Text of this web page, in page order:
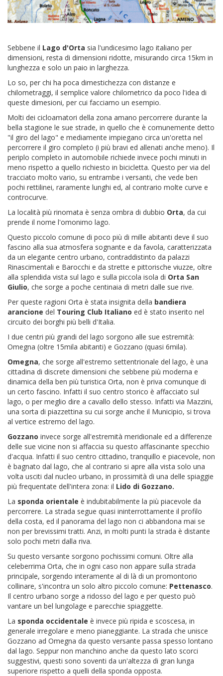
Sebbene il Lago d'Orta sia l'undicesimo lago italiano per
dimensioni, resta di dimensioni ridotte, misurando circa 15km in
lunghezza e solo un paio in larghezza.
Lo so, per chi ha poca dimestichezza con distanze e
chilometraggi, il semplice valore chilometrico da poco l'idea di
queste dimesioni, per cui facciamo un esempio.
Molti dei cicloamatori della zona amano percorrere durante la
bella stagione le sue strade, in quello che è comunemente detto
"il giro del lago" e mediamente impiegano circa un'oretta nel
percorrere il giro completo (i più bravi ed allenati anche meno). Il
periplo completo in automobile richiede invece pochi minuti in
meno rispetto a quello richiesto in bicicletta. Questo per via del
tracciato molto vario, su entrambe i versanti, che vede ben
pochi rettilinei, raramente lunghi ed, al contrario molte curve e
controcurve.
La località più rinomata è senza ombra di dubbio Orta, da cui
prende il nome l'omonimo lago.
Questo piccolo comune di poco più di mille abitanti deve il suo
fascino alla sua atmosfera sognante e da favola, caratterizzata
da un elegante centro urbano, contraddistinto da palazzi
Rinascimentali e Barocchi e da strette e pittorische viuzze, oltre
alla splendida vista sul lago e sulla piccola isola di Orta San
Giulio, che sorge a poche centinaia di metri dalle sue rive.
Per queste ragioni Orta è stata insignita della bandiera
arancione del Touring Club Italiano ed è stato inserito nel
circuito dei borghi più belli d'Italia.
I due centri più grandi del lago sorgono alle sue estremità:
Omegna (oltre 15mila abitanti) e Gozzano (quasi 6mila).
Omegna, che sorge all'estremo settentrionale del lago, è una
cittadina di discrete dimensioni che sebbene più moderna e
dinamica della ben più turistica Orta, non è priva comunque di
un certo fascino. Infatti il suo centro storico è affacciato sul
lago, o per meglio dire a cavallo dello stesso. Infatti via Mazzini,
una sorta di piazzettina su cui sorge anche il Municipio, si trova
al vertice estremo del lago.
Gozzano invece sorge all'estremità meridionale ed a differenze
delle sue vicine non si affaccia su questo affascinante specchio
d'acqua. Infatti il suo centro cittadino, tranquillo e piacevole, non
è bagnato dal lago, che al contrario si apre alla vista solo una
volta usciti dal nucleo urbano, in prossimità di una delle spiaggie
più frequentate dell'intera zona: il Lido di Gozzano.
La sponda orientale è indubitabilmente la più piacevole da
percorrere. La strada segue quasi ininterrottamente il profilo
della costa, ed il panorama del lago non ci abbandona mai se
non per brevissimi tratti. Anzi, in molti punti la strada è distante
solo pochi metri dalla riva.
Su questo versante sorgono pochissimi comuni. Oltre alla
celeberrima Orta, che in ogni caso non appare sulla strada
principale, sorgendo interamente al di là di un promontorio
collinare, s'incontra un solo altro piccolo comune: Pettenasco.
Il centro urbano sorge a ridosso del lago e per questo può
vantare un bel lungolage e parecchie spiaggette.
La sponda occidentale è invece più ripida e scoscesa, in
generale irregolare e meno pianeggiante. La strada che unisce
Gozzano ad Omegna da questo versante passa spesso lontano
dal lago. Seppur non manchino anche da questo lato scorci
suggestivi, questi sono soventi da un'altezza di gran lunga
superiore rispetto a quelli della sponda opposta.